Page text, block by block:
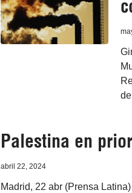
Palestina en
abril 22, 2024
Madrid, 22 abr (Prensa